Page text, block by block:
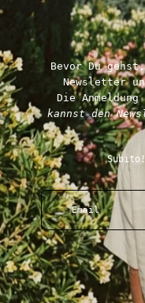
Bevor Du
Newsletter
Die
kannst den
Email